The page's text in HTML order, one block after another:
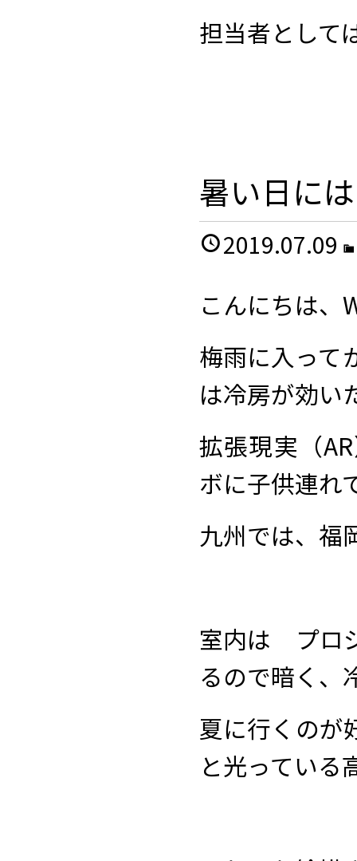
担当者として
暑い日に
2019.07.09
こんにちは、
梅雨に入って
は冷房が効い
拡張現実（
ボに子供連れ
九州では、福
室内は プロ
るので暗く、
夏に行くの
と光っている